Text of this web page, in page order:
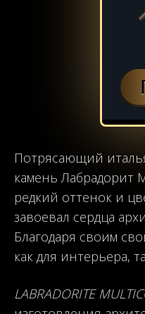
Потрясающий
камень Лабрадорит
редкий оттенок и
завоевал сердца
Благодаря своим
как для интерьера,
LABRADORITE